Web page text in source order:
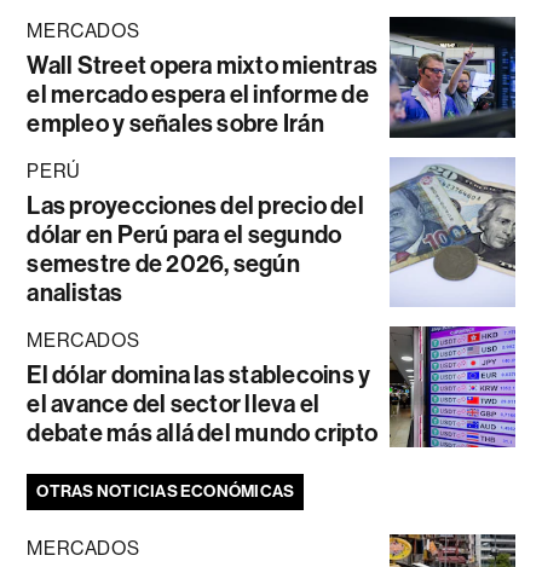
MERCADOS
Wall Street opera mixto mientras
el mercado espera el informe de
empleo y señales sobre Irán
PERÚ
Las proyecciones del precio del
dólar en Perú para el segundo
semestre de 2026, según
analistas
MERCADOS
El dólar domina las stablecoins y
el avance del sector lleva el
debate más allá del mundo cripto
OTRAS NOTICIAS ECONÓMICAS
MERCADOS